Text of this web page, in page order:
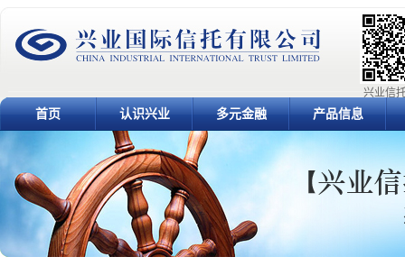
兴业信
首页 认识兴业 多元金融 产品信息